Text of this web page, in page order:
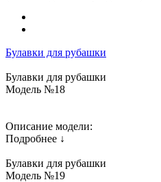
Булавки для рубашки
Булавки для рубашки
Модель №18
Описание модели:
Подробнее ↓
Булавки для рубашки
Модель №19